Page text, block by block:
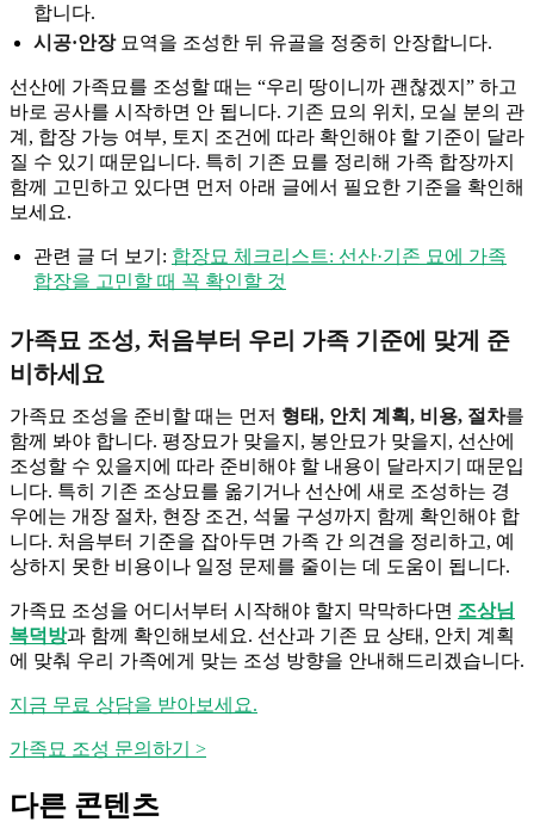
합니다.
시공·안장묘역을 조성한 뒤 유골을 정중히 안장합니다.
선산에 가족묘를 조성할 때는 “우리 땅이니까 괜찮겠지” 하고
바로 공사를 시작하면 안 됩니다. 기존 묘의 위치, 모실 분의 관
계, 합장 가능 여부, 토지 조건에 따라 확인해야 할 기준이 달라
질 수 있기 때문입니다. 특히 기존 묘를 정리해 가족 합장까지
함께 고민하고 있다면 먼저 아래 글에서 필요한 기준을 확인해
보세요.
관련 글 더 보기: 합장묘 체크리스트: 선산·기존 묘에 가족
합장을 고민할 때 꼭 확인할 것
가족묘 조성, 처음부터 우리 가족 기준에 맞게 준
비하세요
가족묘 조성을 준비할 때는 먼저 형태, 안치 계획, 비용, 절차를
함께 봐야 합니다. 평장묘가 맞을지, 봉안묘가 맞을지, 선산에
조성할 수 있을지에 따라 준비해야 할 내용이 달라지기 때문입
니다. 특히 기존 조상묘를 옮기거나 선산에 새로 조성하는 경
우에는 개장 절차, 현장 조건, 석물 구성까지 함께 확인해야 합
니다. 처음부터 기준을 잡아두면 가족 간 의견을 정리하고, 예
상하지 못한 비용이나 일정 문제를 줄이는 데 도움이 됩니다.
가족묘 조성을 어디서부터 시작해야 할지 막막하다면 조상님
복덕방과 함께 확인해보세요. 선산과 기존 묘 상태, 안치 계획
에 맞춰 우리 가족에게 맞는 조성 방향을 안내해드리겠습니다.
지금 무료 상담을 받아보세요.
가족묘 조성 문의하기 >
다른 콘텐츠